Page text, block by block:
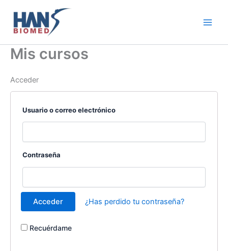
contenido
Mis cursos
Acceder
Usuario o correo electrónico
Contraseña
¿Has perdido tu contraseña?
Recuérdame